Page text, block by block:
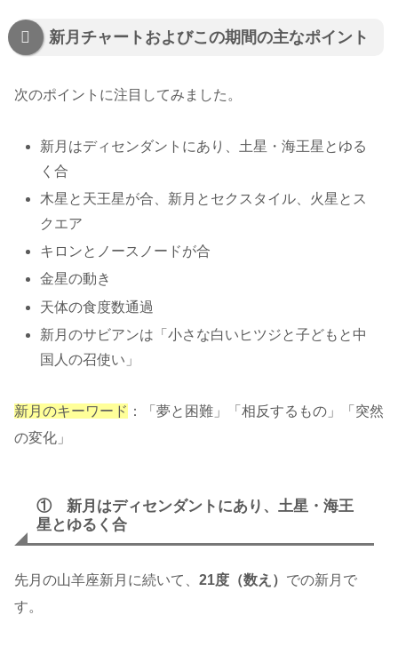
新月チャートおよびこの期間の主なポイント
次のポイントに注目してみました。
新月はディセンダントにあり、土星・海王星とゆる
く合
木星と天王星が合、新月とセクスタイル、火星とス
クエア
キロンとノースノードが合
金星の動き
天体の食度数通過
新月のサビアンは「小さな白いヒツジと子どもと中
国人の召使い」
新月のキーワード ：「夢と困難」「相反するもの」「突然
の変化」
① 新月はディセンダントにあり、土星・海王
星とゆるく合
先月の山羊座新月に続いて、 21度（数え） での新月で
す。